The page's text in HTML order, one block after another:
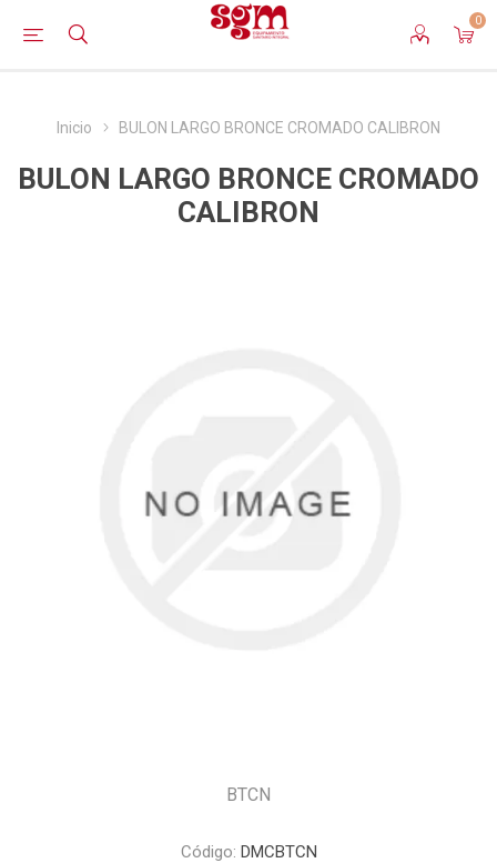
0
Inicio BULON LARGO BRONCE CROMADO CALIBRON
BULON LARGO BRONCE CROMADO
CALIBRON
BTCN
Código: DMCBTCN